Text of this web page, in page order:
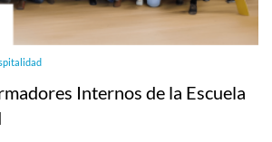
Internos de la Escuela